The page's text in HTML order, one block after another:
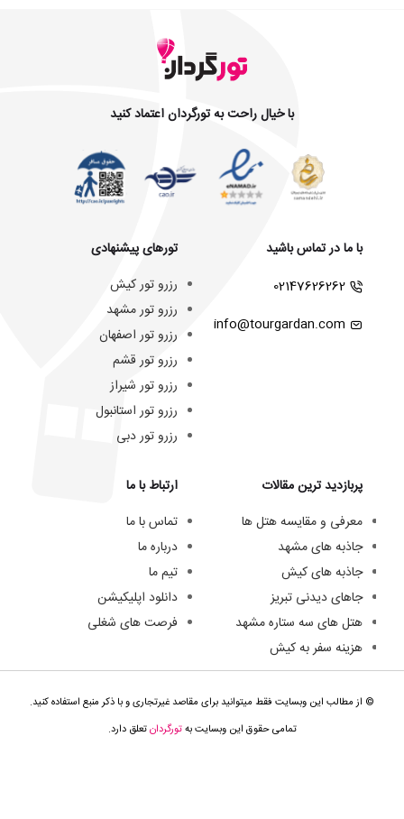
با خیال راحت به تورگردان اعتماد کنید
با ما در تماس باشید
02147626262
info@tourgardan.com
تورهای پیشنهادی
رزرو تور کیش
رزرو تور مشهد
رزرو تور اصفهان
رزرو تور قشم
رزرو تور شیراز
رزرو تور استانبول
رزرو تور دبی
پربازدید ترین مقالات
معرفی و مقایسه هتل ها
جاذبه های مشهد
جاذبه های کیش
جاهای دیدنی تبریز
هتل های سه ستاره مشهد
هزینه سفر به کیش
ارتباط با ما
تماس با ما
درباره ما
تیم ما
دانلود اپلیکیشن
فرصت های شغلی
© از مطالب این وبسایت فقط میتوانید برای مقاصد غیرتجاری و با ذکر منبع استفاده کنید.
تمامی حقوق این وبسایت بهتورگردانتعلق دارد.